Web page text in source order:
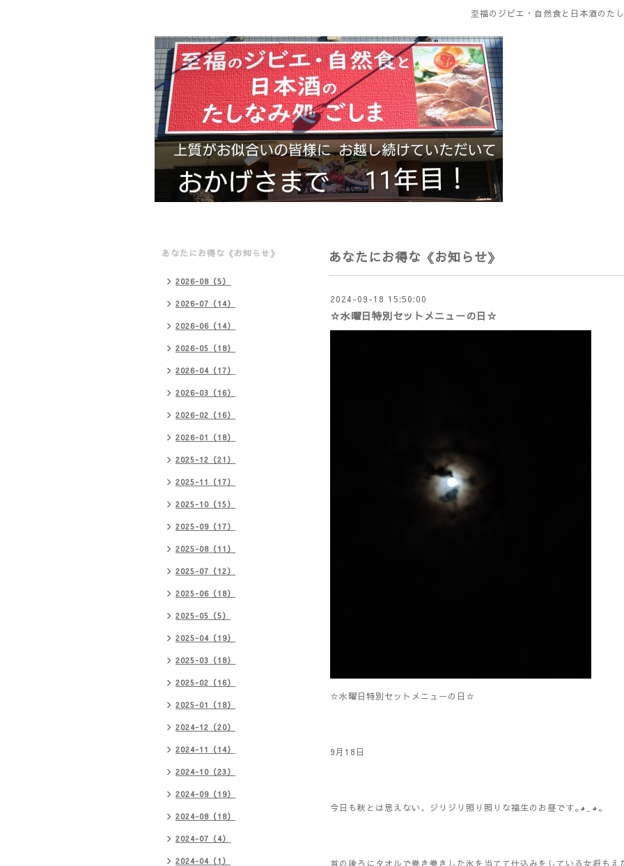
至福のジビエ・自然食と日本酒のた
あなたにお得な《お知らせ》
2024-09-18 15:50:00
☆水曜日特別セットメニューの日☆
☆水曜日特別セットメニューの日☆
9月18日
今日も秋とは思えない、ジリジリ照り照りな福生のお昼です｡⁠◕⁠‿⁠◕⁠｡
首の後ろにタオルで巻き巻きした氷を当てて仕込みをしている女将
あなたにお得な《お知らせ》
2026-08（5）
2026-07（14）
2026-06（14）
2026-05（18）
2026-04（17）
2026-03（16）
2026-02（16）
2026-01（18）
2025-12（21）
2025-11（17）
2025-10（15）
2025-09（17）
2025-08（11）
2025-07（12）
2025-06（18）
2025-05（5）
2025-04（19）
2025-03（18）
2025-02（16）
2025-01（18）
2024-12（20）
2024-11（14）
2024-10（23）
2024-09（19）
2024-08（18）
2024-07（4）
2024-04（1）